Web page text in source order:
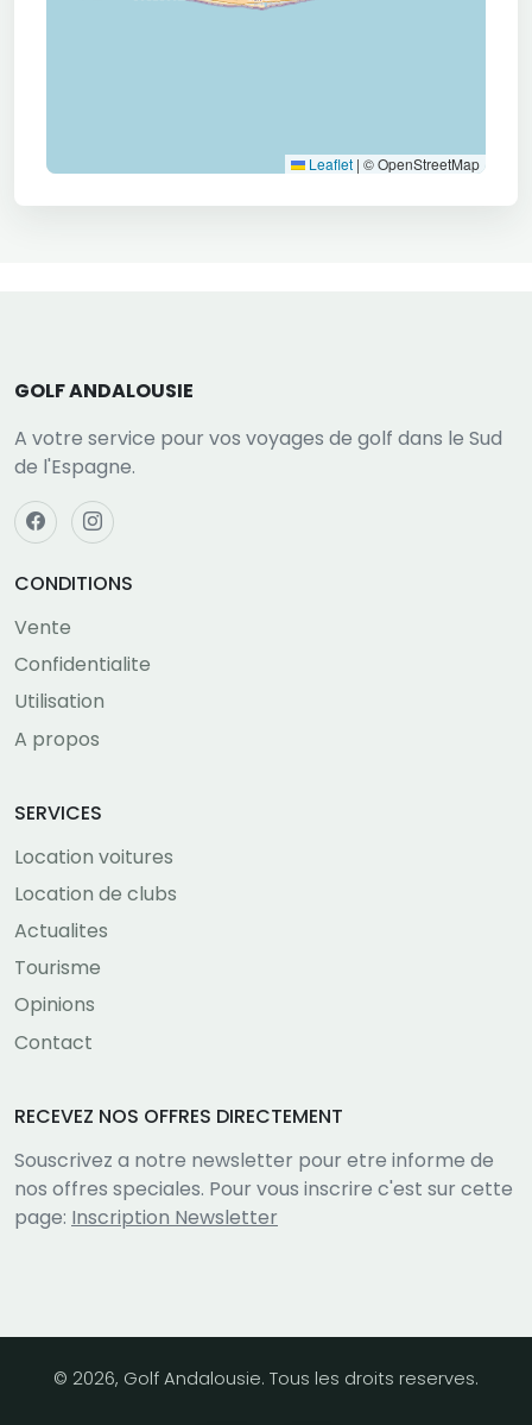
Leaflet | © OpenStreetMap
GOLF ANDALOUSIE
A votre service pour vos voyages de golf dans le Sud
de l'Espagne.
CONDITIONS
Vente
Confidentialite
Utilisation
A propos
SERVICES
Location voitures
Location de clubs
Actualites
Tourisme
Opinions
Contact
RECEVEZ NOS OFFRES DIRECTEMENT
Souscrivez a notre newsletter pour etre informe de
nos offres speciales. Pour vous inscrire c'est sur cette
page: Inscription Newsletter
© 2026, Golf Andalousie. Tous les droits reserves.